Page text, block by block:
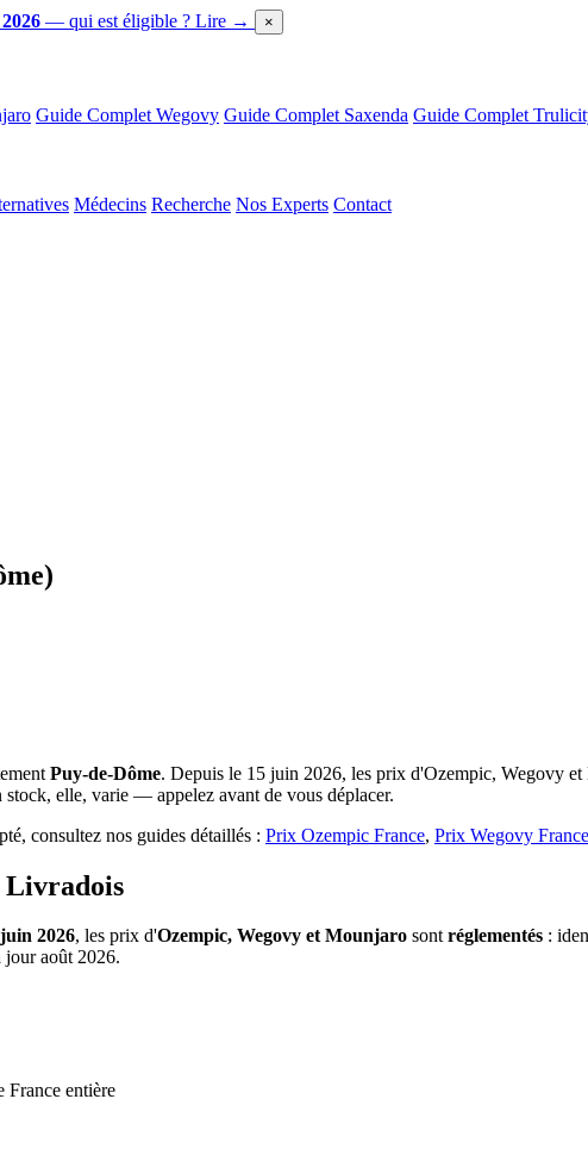
— qui est éligible ? Lire → ×
Guide Complet Wegovy Guide Complet Saxenda Guide Complet
Médecins Recherche Nos Experts Contact
Puy-de-Dôme. Depuis le 15 juin 2026, les prix d'Ozempic, Wegovy
elle, varie — appelez avant de vous déplacer.
consultez nos guides détaillés : Prix Ozempic France, Prix Wegovy France
Livradois
2026, les prix d'Ozempic, Wegovy et Mounjaro sontréglementés :
jour août 2026.
France entière